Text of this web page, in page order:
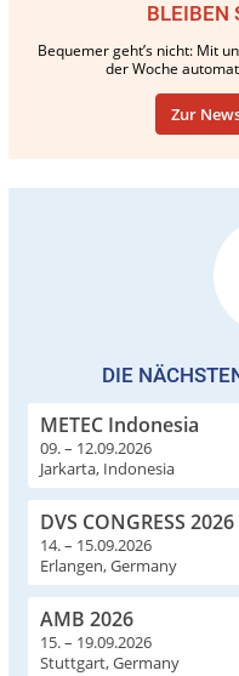
BLEIBEN
Bequemer geht’s nicht: Mit
der Woche
Zur
DIE
METEC Indonesia
09. – 12.09.2026
Jarkarta, Indonesia
DVS CONGRESS 2026
14. – 15.09.2026
Erlangen, Germany
AMB 2026
15. – 19.09.2026
Stuttgart, Germany